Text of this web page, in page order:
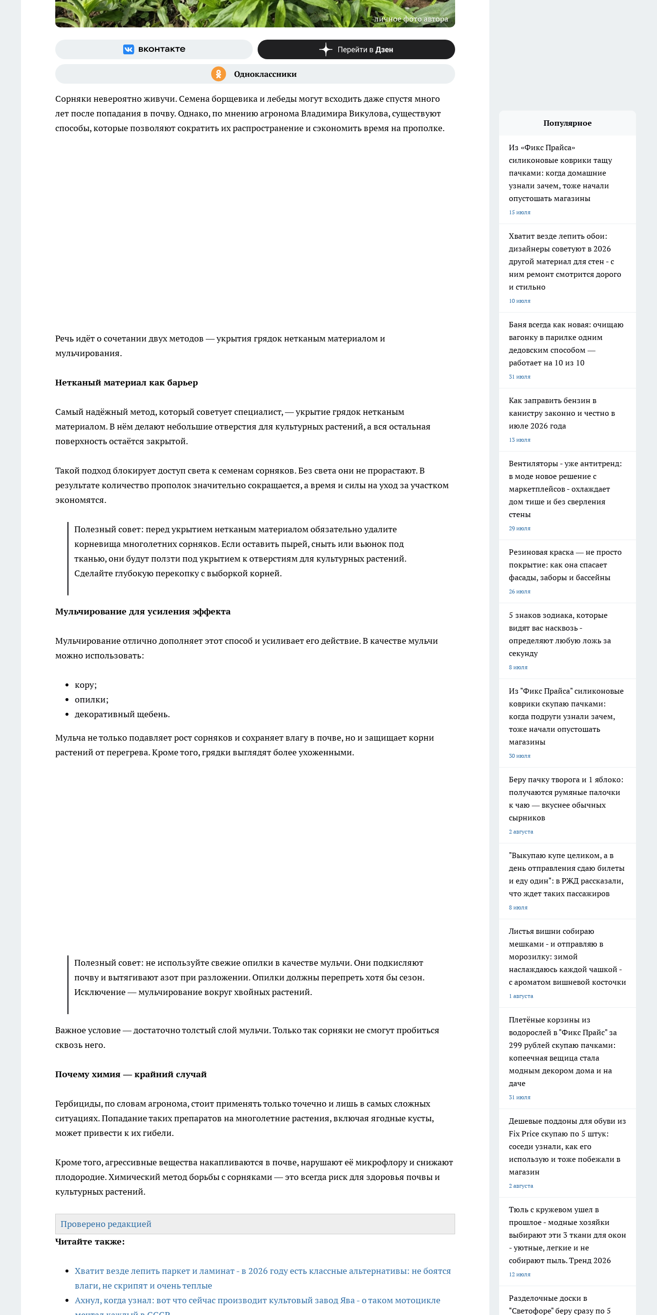
личное фото автора
Сорняки невероятно живучи. Семена борщевика и лебеды могут всходить даже спустя много
лет после попадания в почву. Однако, по мнению агронома Владимира Викулова, существуют
способы, которые позволяют сократить их распространение и сэкономить время на прополке.
Речь идёт о сочетании двух методов — укрытия грядок нетканым материалом и
мульчирования.
Нетканый материал как барьер
Самый надёжный метод, который советует специалист, — укрытие грядок нетканым
материалом. В нём делают небольшие отверстия для культурных растений, а вся остальная
поверхность остаётся закрытой.
Такой подход блокирует доступ света к семенам сорняков. Без света они не прорастают. В
результате количество прополок значительно сокращается, а время и силы на уход за участком
экономятся.
Полезный совет: перед укрытием нетканым материалом обязательно удалите
корневища многолетних сорняков. Если оставить пырей, сныть или вьюнок под
тканью, они будут ползти под укрытием к отверстиям для культурных растений.
Сделайте глубокую перекопку с выборкой корней.
Мульчирование для усиления эффекта
Мульчирование отлично дополняет этот способ и усиливает его действие. В качестве мульчи
можно использовать:
кору;
опилки;
декоративный щебень.
Мульча не только подавляет рост сорняков и сохраняет влагу в почве, но и защищает корни
растений от перегрева. Кроме того, грядки выглядят более ухоженными.
Полезный совет: не используйте свежие опилки в качестве мульчи. Они подкисляют
почву и вытягивают азот при разложении. Опилки должны перепреть хотя бы сезон.
Исключение — мульчирование вокруг хвойных растений.
Важное условие — достаточно толстый слой мульчи. Только так сорняки не смогут пробиться
сквозь него.
Почему химия — крайний случай
Гербициды, по словам агронома, стоит применять только точечно и лишь в самых сложных
ситуациях. Попадание таких препаратов на многолетние растения, включая ягодные кусты,
может привести к их гибели.
Кроме того, агрессивные вещества накапливаются в почве, нарушают её микрофлору и снижают
плодородие. Химический метод борьбы с сорняками — это всегда риск для здоровья почвы и
культурных растений.
Проверено редакцией
Читайте также:
Хватит везде лепить паркет и ламинат - в 2026 году есть классные альтернативы: не боятся
влаги, не скрипят и очень теплые
Ахнул, когда узнал: вот что сейчас производит культовый завод Ява - о таком мотоцикле
Популярное
Из «Фикс Прайса»
силиконовые коврики тащу
пачками: когда домашние
узнали зачем, тоже начали
опустошать магазины
15 июля
Хватит везде лепить обои:
дизайнеры советуют в 2026
другой материал для стен - с
ним ремонт смотрится дорого
и стильно
10 июля
Баня всегда как новая: очищаю
вагонку в парилке одним
дедовским способом —
работает на 10 из 10
31 июля
Как заправить бензин в
канистру законно и честно в
июле 2026 года
13 июля
Вентиляторы - уже антитренд:
в моде новое решение с
маркетплейсов - охлаждает
дом тише и без сверления
стены
29 июля
Резиновая краска — не просто
покрытие: как она спасает
фасады, заборы и бассейны
26 июля
5 знаков зодиака, которые
видят вас насквозь -
определяют любую ложь за
секунду
8 июля
Из "Фикс Прайса" силиконовые
коврики скупаю пачками:
когда подруги узнали зачем,
тоже начали опустошать
магазины
30 июля
Беру пачку творога и 1 яблоко:
получаются румяные палочки
к чаю — вкуснее обычных
сырников
2 августа
"Выкупаю купе целиком, а в
день отправления сдаю билеты
и еду один": в РЖД рассказали,
что ждет таких пассажиров
8 июля
Листья вишни собираю
мешками - и отправляю в
морозилку: зимой
наслаждаюсь каждой чашкой -
с ароматом вишневой косточки
1 августа
Плетёные корзины из
водорослей в "Фикс Прайс" за
299 рублей скупаю пачками:
копеечная вещица стала
модным декором дома и на
даче
31 июля
Дешевые поддоны для обуви из
Fix Price скупаю по 5 штук:
соседи узнали, как его
использую и тоже побежали в
магазин
2 августа
Тюль с кружевом ушел в
прошлое - модные хозяйки
выбирают эти 3 ткани для окон
- уютные, легкие и не
собирают пыль. Тренд 2026
12 июля
Разделочные доски в
"Светофоре" беру сразу по 5